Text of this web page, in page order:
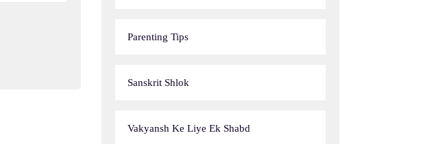
Parenting Tips
Sanskrit Shlok
Vakyansh Ke Liye Ek Shabd